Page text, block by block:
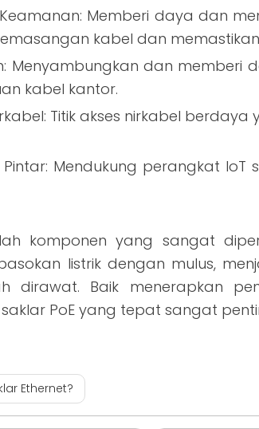
Memberi daya dan
kabel dan
Menyambungkan dan memberi
kabel kantor.
Titik akses nirkabel
Mendukung perangkat
komponen yang sangat
listrik dengan mulus,
dirawat. Baik menerapkan
PoE yang tepat sangat
Ethernet?